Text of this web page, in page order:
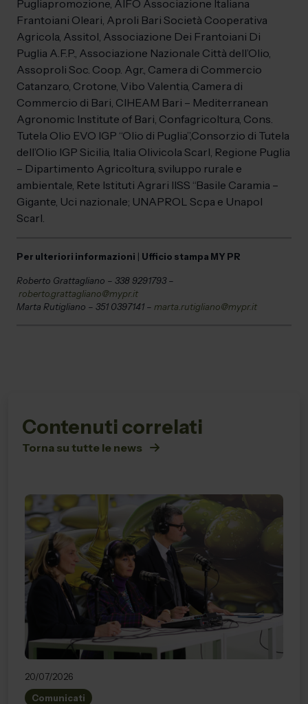
Pugliapromozione, AIFO Associazione Italiana
Frantoiani Oleari, Aproli Bari Società Cooperativa
Agricola, Assitol, Associazione Dei Frantoiani Di
Puglia A.F.P., Associazione Nazionale Città dell’Olio,
Assoproli Soc. Coop. Agr., Camera di Commercio
Catanzaro, Crotone, Vibo Valentia, Camera di
Commercio di Bari, CIHEAM Bari – Mediterranean
Agronomic Institute of Bari, Confagricoltura, Cons.
Tutela Olio EVO IGP “Olio di Puglia”,Consorzio di Tutela
dell’Olio IGP Sicilia, Italia Olivicola Scarl, Regione Puglia
– Dipartimento Agricoltura, sviluppo rurale e
ambientale, Rete Istituti Agrari IISS “Basile Caramia –
Gigante, Uci nazionale; UNAPROL Scpa e Unapol
Scarl.
Per ulteriori informazioni | Ufficio stampa MY PR
Roberto Grattagliano – 338 9291793 –
roberto.grattagliano@mypr.it
Marta Rutigliano – 351 0397141 – marta.rutigliano@mypr.it
Contenuti correlati
Torna su tutte le news
20/07/2026
Comunicati